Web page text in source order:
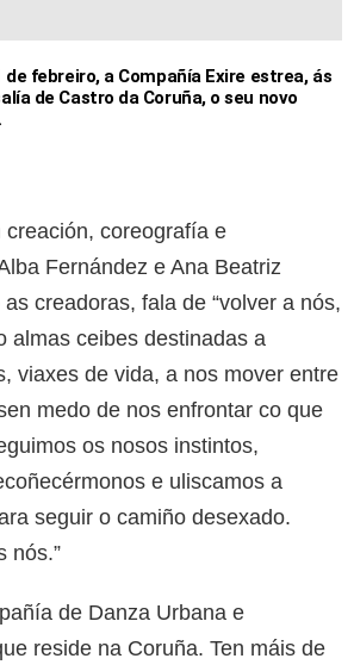
de febreiro, a Compañía Exire estrea, ás
de Castro da Coruña, o seu novo
.
creación, coreografía e
Fernández e Ana Beatriz
creadoras, fala de “volver a nós,
almas ceibes destinadas a
viaxes de vida, a nos mover entre
medo de nos enfrontar co que
os nosos instintos,
e uliscamos a
seguir o camiño desexado.
nós.”
de Danza Urbana e
reside na Coruña. Ten máis de